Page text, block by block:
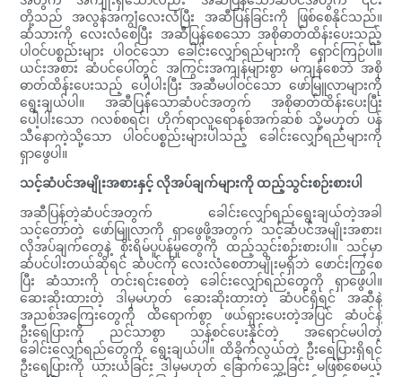
တို့သည် အလွန်အကျွံလေးလံပြီး အဆီပြန်ခြင်းကို ဖြစ်စေနိုင်သည်။
ဆံသားကို လေးလံစေပြီး အဆီပြန်စေသော အစိုဓာတ်ထိန်းပေးသည့်
ပါဝင်ပစ္စည်းများ ပါဝင်သော ခေါင်းလျှော်ရည်များကို ရှောင်ကြဉ်ပါ။
ယင်းအစား ဆံပင်ပေါ်တွင် အကြွင်းအကျန်များစွာ မကျန်စေဘဲ အစို
ဓာတ်ထိန်းပေးသည့် ပေါ့ပါးပြီး အဆီမပါဝင်သော ဖော်မြူလာများကို
ရွေးချယ်ပါ။ အဆီပြန်သောဆံပင်အတွက် အစိုဓာတ်ထိန်းပေးပြီး
ပေါ့ပါးသော ဂလစ်စရင်၊ ဟိုက်ရာလူရောနစ်အက်ဆစ် သို့မဟုတ် ပန်
သီနောကဲ့သို့သော ပါဝင်ပစ္စည်းများပါသည့် ခေါင်းလျှော်ရည်များကို
ရှာဖွေပါ။
သင့်ဆံပင်အမျိုးအစားနှင့် လိုအပ်ချက်များကို ထည့်သွင်းစဉ်းစားပါ
အဆီပြန်တဲ့ဆံပင်အတွက် ခေါင်းလျှော်ရည်ရွေးချယ်တဲ့အခါ
သင့်တော်တဲ့ ဖော်မြူလာကို ရှာဖွေဖို့အတွက် သင့်ဆံပင်အမျိုးအစား၊
လိုအပ်ချက်တွေနဲ့ စိုးရိမ်ပူပန်မှုတွေကို ထည့်သွင်းစဉ်းစားပါ။ သင့်မှာ
ဆံပင်ပါးတယ်ဆိုရင် ဆံပင်ကို လေးလံစေတာမျိုးမရှိဘဲ ဖောင်းကြွစေ
ပြီး ဆံသားကို တင်းရင်းစေတဲ့ ခေါင်းလျှော်ရည်တွေကို ရှာဖွေပါ။
ဆေးဆိုးထားတဲ့ ဒါမှမဟုတ် ဆေးဆိုးထားတဲ့ ဆံပင်ရှိရင် အဆီနဲ့
အညစ်အကြေးတွေကို ထိရောက်စွာ ဖယ်ရှားပေးတဲ့အပြင် ဆံပင်နဲ့
ဦးရေပြားကို ညင်သာစွာ သန့်စင်ပေးနိုင်တဲ့ အရောင်မပါတဲ့
ခေါင်းလျှော်ရည်တွေကို ရွေးချယ်ပါ။ ထိခိုက်လွယ်တဲ့ ဦးရေပြားရှိရင်
ဦးရေပြားကို ယားယံခြင်း ဒါမှမဟုတ် ခြောက်သွေ့ခြင်း မဖြစ်စေမယ့်